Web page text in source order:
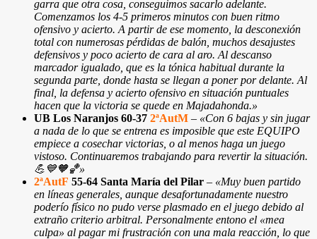
garra que otra cosa, conseguimos sacarlo adelante.
Comenzamos los 4-5 primeros minutos con buen ritmo
ofensivo y acierto. A partir de ese momento, la desconexión
total con numerosas pérdidas de balón, muchos desajustes
defensivos y poco acierto de cara al aro. Al descanso
marcador igualado, que es la tónica habitual durante la
segunda parte, donde hasta se llegan a poner por delante. Al
final, la defensa y acierto ofensivo en situación puntuales
hacen que la victoria se quede en Majadahonda.»
UB Los Naranjos 60-37 2ªAutM – «Con 6 bajas y sin jugar
a nada de lo que se entrena es imposible que este EQUIPO
empiece a cosechar victorias, o al menos haga un juego
vistoso. Continuaremos trabajando para revertir la situación.
💪💙🧡🏀»
2ªAutF 55-64 Santa María del Pilar – «Muy buen partido
en líneas generales, aunque desafortunadamente nuestro
poderío físico no pudo verse plasmado en el juego debido al
extraño criterio arbitral. Personalmente entono el «mea
culpa» al pagar mi frustración con una mala reacción, lo que